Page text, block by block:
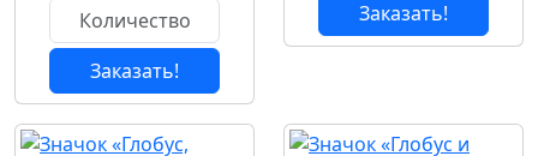
Заказать!
Заказать!